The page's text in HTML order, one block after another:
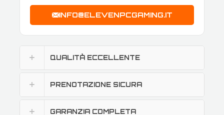
INFO@ELEVENPCGAMING.IT
QUALITÀ ECCELLENTE
PRENOTAZIONE SICURA
GARANZIA COMPLETA